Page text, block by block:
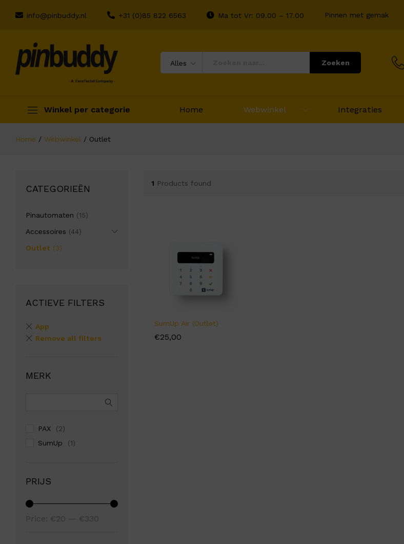
info@pinbuddy.nl +31 (0)85 822 6563 Ma tot Vr: 09.00 – 17.00 Pinnen met gemak
Alles Zoeken
Winkel per categorie Home Webwinkel Integraties
Home / Webwinkel / Outlet
1 Products found
SumUp Air (Outlet)
€25,00
€25,00
CATEGORIEËN
Pinautomaten (15)
Accessoires (44)
Outlet (3)
ACTIEVE FILTERS
App
Remove all filters
MERK
PAX (2)
SumUp (1)
PRIJS
Price: €20 — €330